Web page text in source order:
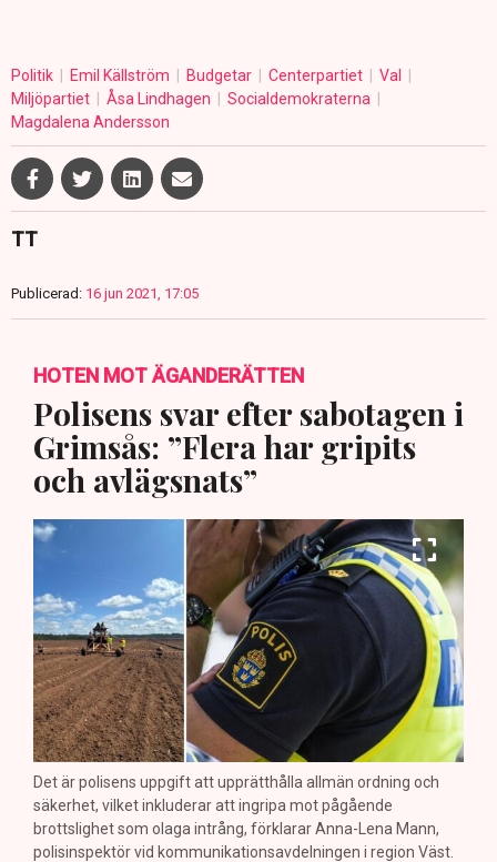
Politik Emil Källström Budgetar Centerpartiet
Val
Miljöpartiet
Åsa Lindhagen
Socialdemokraterna
Magdalena Andersson
TT
Publicerad: 16 jun 2021, 17:05
HOTEN MOT ÄGANDERÄTTEN
Polisens svar efter sabotagen i
Grimsås: ”Flera har gripits
och avlägsnats”
Det är polisens uppgift att upprätthålla allmän ordning och
säkerhet, vilket inkluderar att ingripa mot pågående
brottslighet som olaga intrång, förklarar Anna-Lena Mann,
polisinspektör vid kommunikationsavdelningen i region Väst.